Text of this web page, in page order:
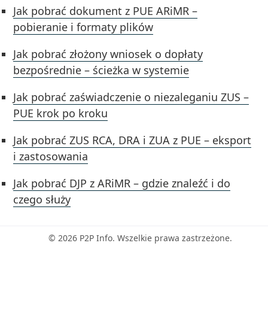
Jak pobrać dokument z PUE ARiMR –
pobieranie i formaty plików
Jak pobrać złożony wniosek o dopłaty
bezpośrednie – ścieżka w systemie
Jak pobrać zaświadczenie o niezaleganiu ZUS –
PUE krok po kroku
Jak pobrać ZUS RCA, DRA i ZUA z PUE – eksport
i zastosowania
Jak pobrać DJP z ARiMR – gdzie znaleźć i do
czego służy
© 2026 P2P Info. Wszelkie prawa zastrzeżone.